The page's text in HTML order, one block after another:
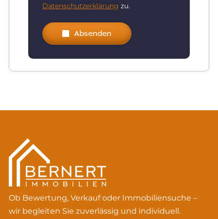
Datenschutzerklärung zu.
Absenden
Ob Bewertung, Verkauf oder Immobiliensuche –
wir begleiten Sie zuverlässig und individuell.